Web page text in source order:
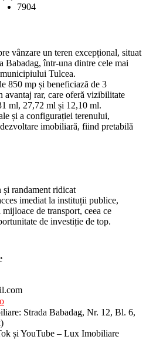
7904
vânzare un teren excepțional, situat
într-una dintre cele mai
Tulcea.
850 mp și beneficiază de 3
rar, care oferă vizibilitate
ml, 27,72 ml și 12,10 ml.
și a configurației terenului,
imobiliară, fiind pretabilă
și randament ridicat
imediat la instituții publice,
de transport, ceea ce
de investiție de top.
Strada Babadag, Nr. 12, Bl. 6,
și YouTube – Lux Imobiliare